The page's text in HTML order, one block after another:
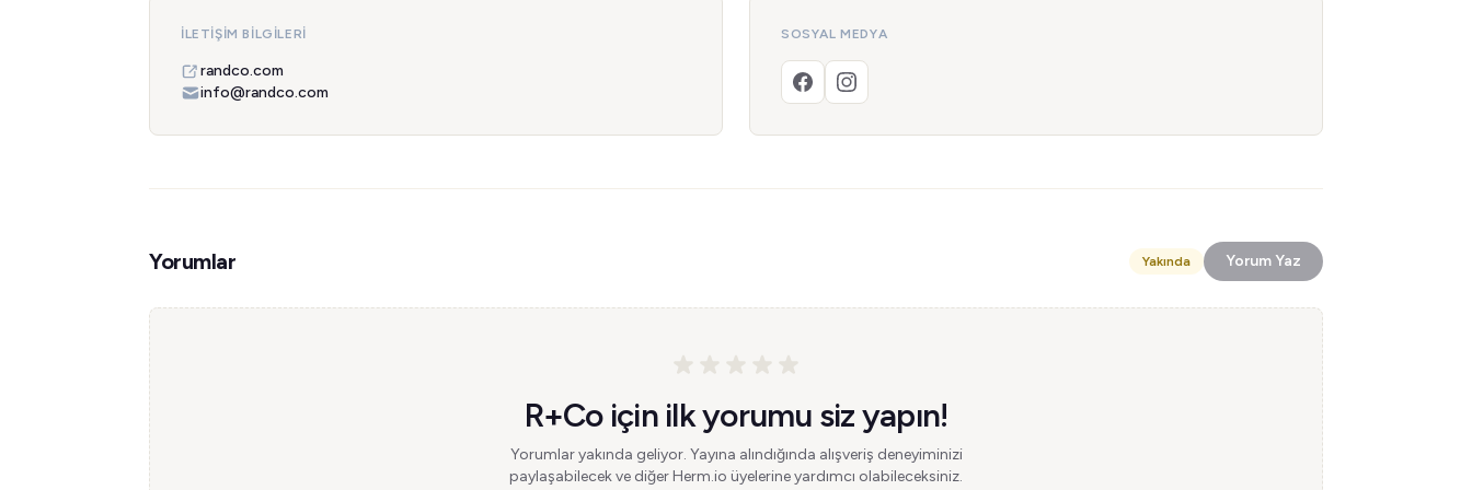
İLETIŞIM BILGILERI
randco.com
info@randco.com
SOSYAL MEDYA
Yorumlar Yakında Yorum Yaz
R+Co için ilk yorumu siz yapın!
Yorumlar yakında geliyor. Yayına alındığında alışveriş deneyiminizi
paylaşabilecek ve diğer Herm.io üyelerine yardımcı olabileceksiniz.